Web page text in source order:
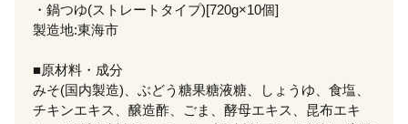
・鍋つゆ(ストレートタイプ)[720g×10個]
製造地:東海市
■原材料・成分
みそ(国内製造)、ぶどう糖果糖液糖、しょうゆ、食塩、
チキンエキス、醸造酢、ごま、酵母エキス、昆布エキ